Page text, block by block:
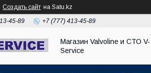
Создать сайт на Satu.kz
45-89 +7 (777) 413-45-89
Магазин Valvoline и СТО V-
Service